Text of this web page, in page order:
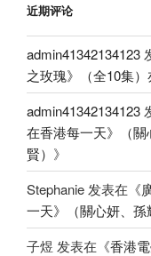
近期评论
admin41342134123
之玫瑰》（全10集
admin41342134123
在香港每一天》（
賢） 》
Stephanie 发表在《
一天》（關心妍、孫
子煜 发表在《香港